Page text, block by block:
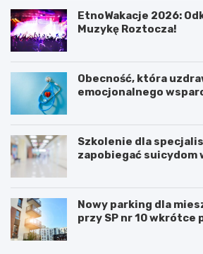
EtnoWakacje 2026:
Muzykę Roztocza!
Obecność, która
emocjonalnego
Szkolenie dla
zapobiegać suicydom
Nowy parking dla
przy SP nr 10 wkrótce
Z
E